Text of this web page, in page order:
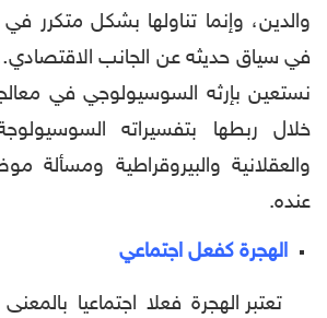
والدين، وإنما تناولها بشكل متكرر في
في سياق حديثه عن الجانب
نستعين بإرثه السوسيولوجي في
خلال ربطها بتفسيراته
والعقلانية والبيروقراطية ومسألة
عنده.
الهجرة كفعل اجتماعي
تعتبر الهجرة فعلا اجتماعيا